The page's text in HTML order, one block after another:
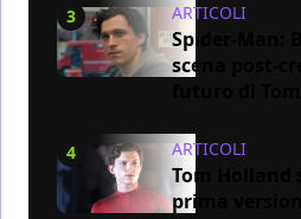
3 ARTICOLI
Spider-Man:
scena post-
4 ARTICOLI
Tom Holland
prima